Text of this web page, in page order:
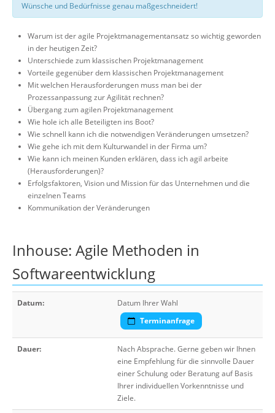
Wünsche und Bedürfnisse genau maßgeschneidert!
Warum ist der agile Projektmanagementansatz so wichtig geworden
in der heutigen Zeit?
Unterschiede zum klassischen Projektmanagement
Vorteile gegenüber dem klassischen Projektmanagement
Mit welchen Herausforderungen muss man bei der
Prozessanpassung zur Agilität rechnen?
Übergang zum agilen Projektmanagement
Wie hole ich alle Beteiligten ins Boot?
Wie schnell kann ich die notwendigen Veränderungen umsetzen?
Wie gehe ich mit dem Kulturwandel in der Firma um?
Wie kann ich meinen Kunden erklären, dass ich agil arbeite
(Herausforderungen)?
Erfolgsfaktoren, Vision und Mission für das Unternehmen und die
einzelnen Teams
Kommunikation der Veränderungen
Inhouse: Agile Methoden in
Softwareentwicklung
Datum:
Datum Ihrer Wahl
Terminanfrage
Dauer:
Nach Absprache. Gerne geben wir Ihnen
eine Empfehlung für die sinnvolle Dauer
einer Schulung oder Beratung auf Basis
Ihrer individuellen Vorkenntnisse und
Ziele.